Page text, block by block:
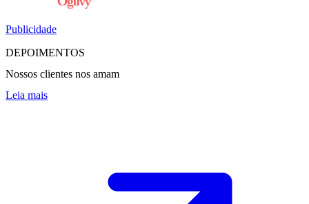
Publicidade
DEPOIMENTOS
Nossos clientes nos amam
Leia mais